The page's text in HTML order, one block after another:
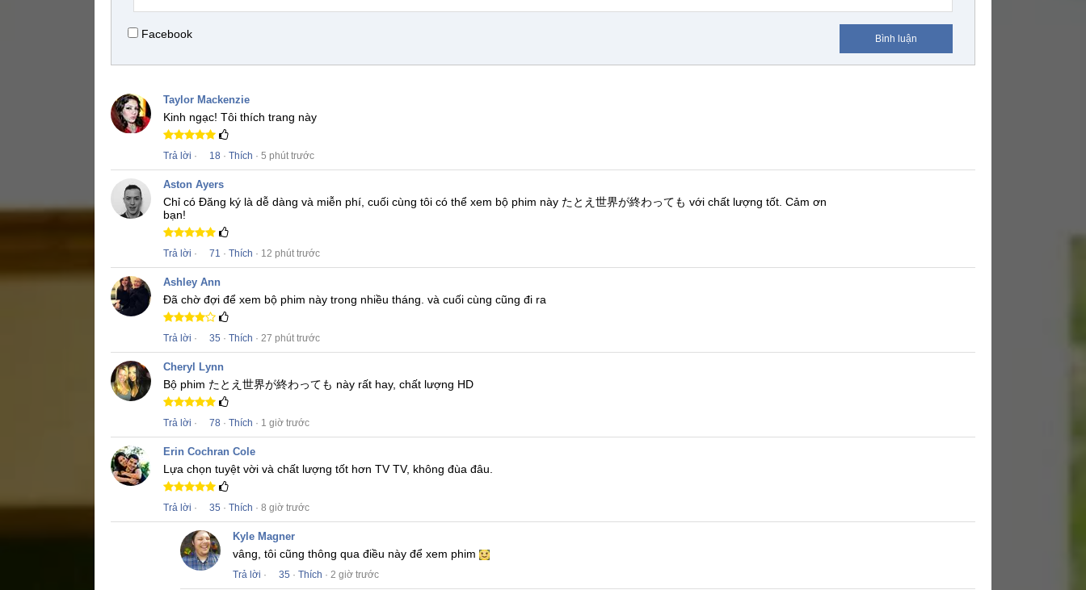
Facebook Bình luận
Taylor Mackenzie
Kinh ngạc! Tôi thích trang này
Trả lời · 18 · Thích · 5 phút trước
Aston Ayers
Chỉ có Đăng ký là dễ dàng và miễn phí, cuối cùng tôi có thể xem bộ phim này たとえ世界が終わっても với chất lượng tốt. Cảm ơn
bạn!
Trả lời · 71 · Thích · 12 phút trước
Ashley Ann
Đã chờ đợi để xem bộ phim này trong nhiều tháng. và cuối cùng cũng đi ra
Trả lời · 35 · Thích · 27 phút trước
Cheryl Lynn
Bộ phim たとえ世界が終わっても này rất hay, chất lượng HD
Trả lời · 78 · Thích · 1 giờ trước
Erin Cochran Cole
Lựa chọn tuyệt vời và chất lượng tốt hơn TV TV, không đùa đâu.
Trả lời · 35 · Thích · 8 giờ trước
Kyle Magner
vâng, tôi cũng thông qua điều này để xem phim
Trả lời · 35 · Thích · 2 giờ trước